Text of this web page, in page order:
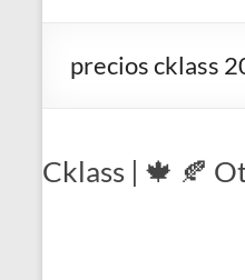
las
Estrellas
precios cklass
Cklass | 🍁 🍂